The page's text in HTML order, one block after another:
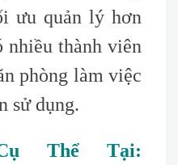
ưu quản lý hơn
thành viên
phòng làm việc
sử dụng.
Thể Tại: